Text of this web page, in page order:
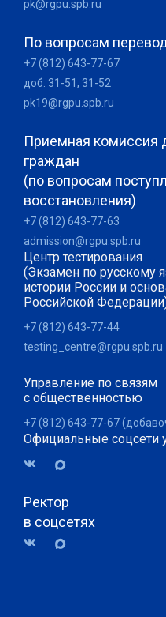
pk@rgpu.spb.ru
По вопросам
+7 (812) 643-77-67
доб. 31-51, 31-52
pk19@rgpu.spb.ru
Приемная комиссия
граждан
(по вопросам
восстановления)
+7 (812) 643-77-63
admission@rgpu.spb.ru
Центр тестирования
(Экзамен по русскому
истории России и
Российской
+7 (812) 643-77-44
testing_centre@rgpu.spb.ru
Управление по связям
с общественностью
+7 (812) 643-77-67
Официальные соцсети
Ректор
в соцсетях